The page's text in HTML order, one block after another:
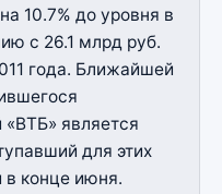
10.7% до уровня в
с 26.1 млрд руб.
года. Ближайшей
«ВТБ» является
для этих
конце июня.